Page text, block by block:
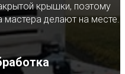
крышки, поэтому
делают на месте.